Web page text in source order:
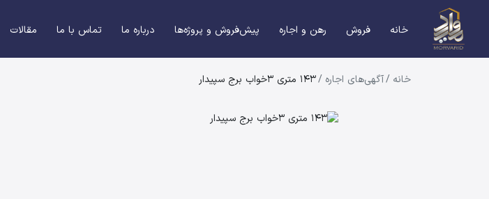
خانه فروش رهن و اجاره پیش‌فروش و پروژه‌ها درباره ما تماس با ما مقالات
خانه /آگهی‌های اجاره /143 متری 3خواب برج سپیدار